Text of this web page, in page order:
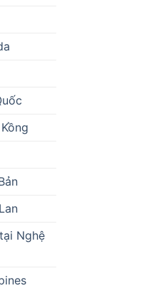
Nghệ